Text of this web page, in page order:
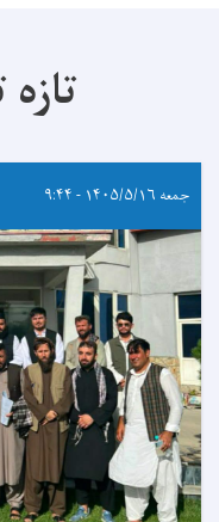
جمعه ۱۴۰۵/۵/۱۶ - ۹:۴۴